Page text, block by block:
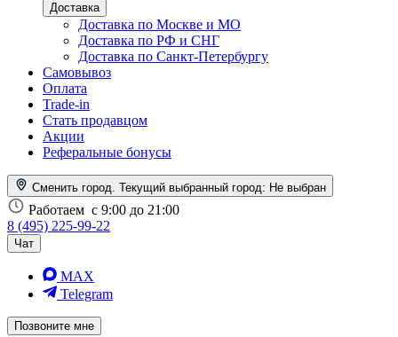
Доставка
Доставка по Москве и МО
Доставка по РФ и СНГ
Доставка по Санкт-Петербургу
Самовывоз
Оплата
Trade-in
Стать продавцом
Акции
Реферальные бонусы
Сменить город. Текущий выбранный город: Не выбран
Работаем с 9:00 до 21:00
8 (495) 225-99-22
Чат
MAX
Telegram
Позвоните мне